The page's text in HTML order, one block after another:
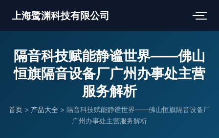
上海鹭渊科技有限公司
隔音科技赋能静谧世界——佛山
恒旗隔音设备厂广州办事处主营
服务解析
首页 > 产品大全 > 隔音科技赋能静谧世界——佛山恒旗隔音设备厂
广州办事处主营服务解析